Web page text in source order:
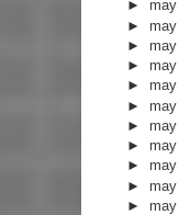
►
►
►
►
►
►
►
►
►
►
►